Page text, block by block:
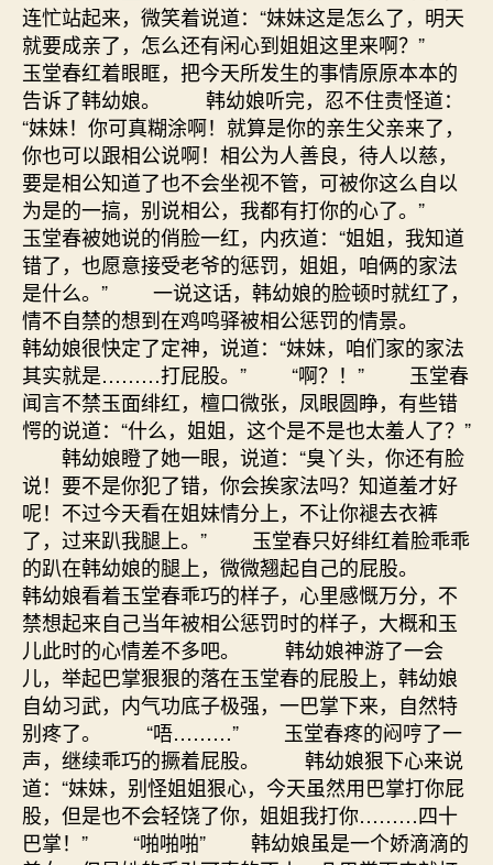
连忙站起来，微笑着说道：“妹妹这是怎么了，明天
就要成亲了，怎么还有闲心到姐姐这里来啊？”
玉堂春红着眼眶，把今天所发生的事情原原本本的
告诉了韩幼娘。 韩幼娘听完，忍不住责怪道：
“妹妹！你可真糊涂啊！就算是你的亲生父亲来了，
你也可以跟相公说啊！相公为人善良，待人以慈，
要是相公知道了也不会坐视不管，可被你这么自以
为是的一搞，别说相公，我都有打你的心了。”
玉堂春被她说的俏脸一红，内疚道：“姐姐，我知道
错了，也愿意接受老爷的惩罚，姐姐，咱俩的家法
是什么。” 一说这话，韩幼娘的脸顿时就红了，
情不自禁的想到在鸡鸣驿被相公惩罚的情景。
韩幼娘很快定了定神，说道：“妹妹，咱们家的家法
其实就是………打屁股。” “啊？！” 玉堂春
闻言不禁玉面绯红，檀口微张，凤眼圆睁，有些错
愕的说道：“什么，姐姐，这个是不是也太羞人了？”
韩幼娘瞪了她一眼，说道：“臭丫头，你还有脸
说！要不是你犯了错，你会挨家法吗？知道羞才好
呢！不过今天看在姐妹情分上，不让你褪去衣裤
了，过来趴我腿上。” 玉堂春只好绯红着脸乖乖
的趴在韩幼娘的腿上，微微翘起自己的屁股。
韩幼娘看着玉堂春乖巧的样子，心里感慨万分，不
禁想起来自己当年被相公惩罚时的样子，大概和玉
儿此时的心情差不多吧。 韩幼娘神游了一会
儿，举起巴掌狠狠的落在玉堂春的屁股上，韩幼娘
自幼习武，内气功底子极强，一巴掌下来，自然特
别疼了。 “唔………” 玉堂春疼的闷哼了一
声，继续乖巧的撅着屁股。 韩幼娘狠下心来说
道：“妹妹，别怪姐姐狠心，今天虽然用巴掌打你屁
股，但是也不会轻饶了你，姐姐我打你………四十
巴掌！” “啪啪啪” 韩幼娘虽是一个娇滴滴的